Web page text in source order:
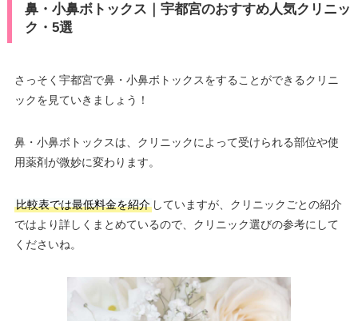
鼻・小鼻ボトックス｜宇都宮のおすすめ人気クリニッ
ク・5選
さっそく宇都宮で鼻・小鼻ボトックスをすることができるクリニ
ックを見ていきましょう！
鼻・小鼻ボトックスは、クリニックによって受けられる部位や使
用薬剤が微妙に変わります。
比較表では最低料金を紹介していますが、クリニックごとの紹介
ではより詳しくまとめているので、クリニック選びの参考にして
くださいね。